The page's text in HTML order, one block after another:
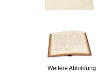
Weitere Abbildung